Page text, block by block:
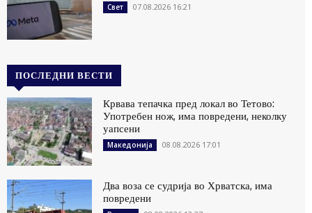
Свет 07.08.2026 16:21
ПОСЛЕДНИ ВЕСТИ
Крвава тепачка пред локал во Тетово:
Употребен нож, има повредени, неколку
уапсени
Македонија 08.08.2026 17:01
Два воза се судрија во Хрватска, има
повредени